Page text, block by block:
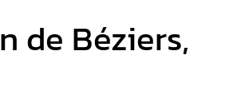
de Béziers,